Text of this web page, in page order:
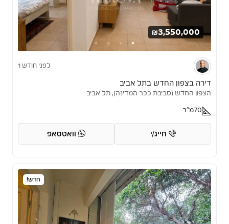
₪3,550,000
לפני חודש 1
דירה בצפון החדש בתל אביב
הצפון החדש (סביבת ככר המדינה), תל אביב
70מ"ר
חייג/י וואטסאפ
חדש!